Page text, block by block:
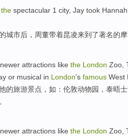
the spectacular 1 city, Jay took Hannah
的城市后， 周董带着昆凌来到了著名的
attractions like the London Zoo
or musical in London's famous West
的旅游景点 ， 如 ： 伦敦动物园 ， 泰晤
。
attractions like the London Zoo,